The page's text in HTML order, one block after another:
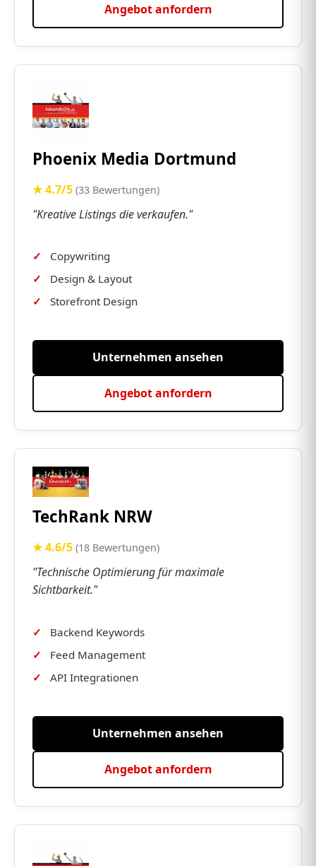
Angebot anfordern
Phoenix Media Dortmund
★ 4.7/5 (33 Bewertungen)
"Kreative Listings die verkaufen."
Copywriting
Design & Layout
Storefront Design
Unternehmen ansehen
Angebot anfordern
TechRank NRW
★ 4.6/5 (18 Bewertungen)
"Technische Optimierung für maximale
Sichtbarkeit."
Backend Keywords
Feed Management
API Integrationen
Unternehmen ansehen
Angebot anfordern